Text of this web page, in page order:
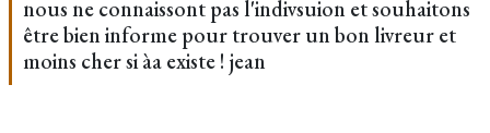
nous ne connaissont pas l'indivsuion et souhaitons
être bien informe pour trouver un bon livreur et
moins cher si àa existe ! jean